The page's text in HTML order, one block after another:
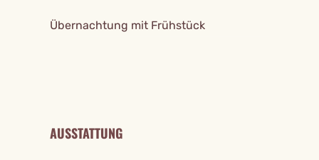
Übernachtung mit Frühstück
AUSSTATTUNG